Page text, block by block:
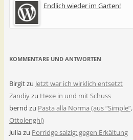
Endlich wieder im Garten!
KOMMENTARE UND ANTWORTEN
Birgitzu Jetzt war ich wirklich entsetzt
Zandiyzu Hexe in und mit Schuss
bernd zu Pasta alla Norma (aus “Simple”,
Ottolenghi)
Juliazu Porridge salzig: gegen Erkältung